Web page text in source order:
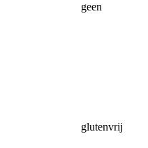
geen
glutenvrij